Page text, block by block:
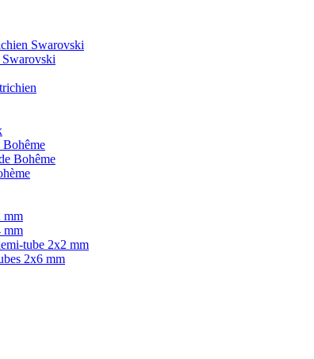
Swarovski
Swarovski
Bohême
Bohême
mm
mm
tube 2x2 mm
2x6 mm